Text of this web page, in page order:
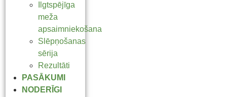
Ilgtspējīga
meža
apsaimniekošana
Slēpņošanas
sērija
Rezultāti
PASĀKUMI
NODERĪGI